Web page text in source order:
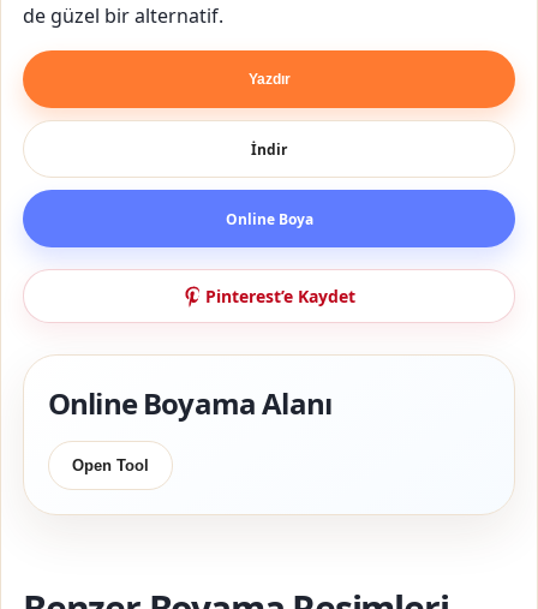
de güzel bir alternatif.
Yazdır
İndir
Online Boya
Pinterest’e Kaydet
Online Boyama Alanı
Open Tool